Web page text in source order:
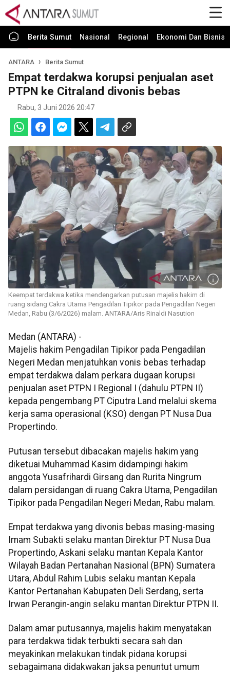
Berita Sumut Nasional Regional Ekonomi Dan Bisnis
ANTARA Berita Sumut
Empat terdakwa korupsi penjualan aset
PTPN ke Citraland divonis bebas
Rabu, 3 Juni 2026 20:47
Keempat terdakwa ketika mendengarkan putusan majelis hakim di
ruang sidang Cakra Utama Pengadilan Tipikor pada Pengadilan Negeri
Medan, Rabu (3/6/2026) malam. ANTARA/Aris Rinaldi Nasution
Medan (ANTARA) -
Majelis hakim Pengadilan Tipikor pada Pengadilan
Negeri Medan menjatuhkan vonis bebas terhadap
empat terdakwa dalam perkara dugaan korupsi
penjualan aset PTPN I Regional I (dahulu PTPN II)
kepada pengembang PT Ciputra Land melalui skema
kerja sama operasional (KSO) dengan PT Nusa Dua
Propertindo.
Putusan tersebut dibacakan majelis hakim yang
diketuai Muhammad Kasim didampingi hakim
anggota Yusafrihardi Girsang dan Rurita Ningrum
dalam persidangan di ruang Cakra Utama, Pengadilan
Tipikor pada Pengadilan Negeri Medan, Rabu malam.
Empat terdakwa yang divonis bebas masing-masing
Imam Subakti selaku mantan Direktur PT Nusa Dua
Propertindo, Askani selaku mantan Kepala Kantor
Wilayah Badan Pertanahan Nasional (BPN) Sumatera
Utara, Abdul Rahim Lubis selaku mantan Kepala
Kantor Pertanahan Kabupaten Deli Serdang, serta
Irwan Perangin-angin selaku mantan Direktur PTPN II.
Dalam amar putusannya, majelis hakim menyatakan
para terdakwa tidak terbukti secara sah dan
meyakinkan melakukan tindak pidana korupsi
sebagaimana didakwakan jaksa penuntut umum